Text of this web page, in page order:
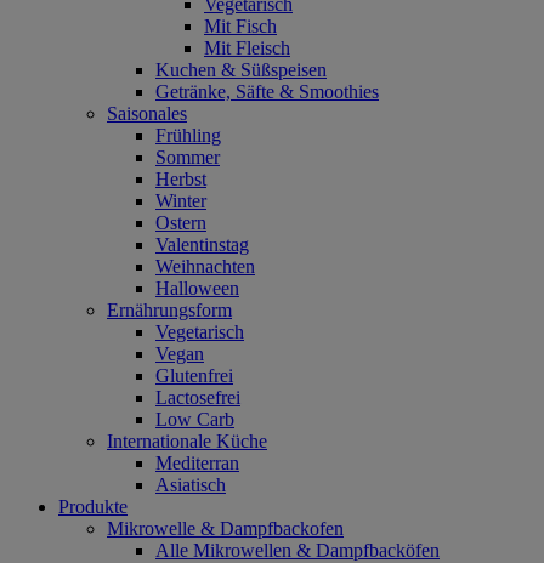
Vegetarisch
Mit Fisch
Mit Fleisch
Kuchen & Süßspeisen
Getränke, Säfte & Smoothies
Saisonales
Frühling
Sommer
Herbst
Winter
Ostern
Valentinstag
Weihnachten
Halloween
Ernährungsform
Vegetarisch
Vegan
Glutenfrei
Lactosefrei
Low Carb
Internationale Küche
Mediterran
Asiatisch
Produkte
Mikrowelle & Dampfbackofen
Alle Mikrowellen & Dampfbacköfen